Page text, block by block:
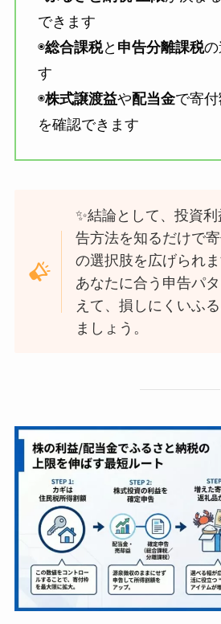
できます
◉総合課税と 申告分離課税の
す
◉株式譲渡益や配当金で寄
を確認できます
✨結論として、投資
告方法を知るだけで
の選択肢を広げられま
あなたに合う申告パ
えて、損しにくいふ
ましょう。